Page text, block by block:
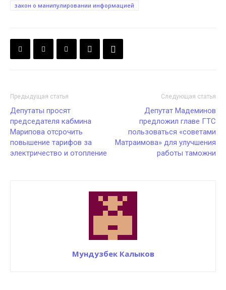
закон о манипулировании информацией
Предыдущая статья
Депутаты просят
председателя кабмина
Марипова отсрочить
повышение тарифов за
электричество и отопление
Следующая статья
Депутат Мадеминов
предложил главе ГТС
пользоваться «советами
Матраимова» для улучшения
работы таможни
Мундузбек Калыков